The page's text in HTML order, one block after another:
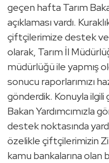
geçen hafta Tarım
açıklaması vardı.
çiftçilerimize destek
olarak, Tarım İl
müdürlüğü ile yapmış
sonucu raporlarımızı
gönderdik. Konuyla
Bakan Yardımcımızla
destek noktasında
özelikle çiftçilerimizin
kamu bankalarına olan